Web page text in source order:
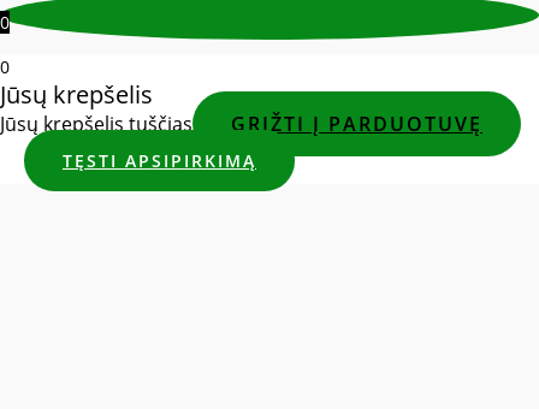
0
0
Jūsų krepšelis
Jūsų krepšelis tuščias GRĮŽTI Į PARDUOTUVĘ
TĘSTI APSIPIRKIMĄ